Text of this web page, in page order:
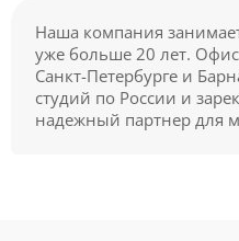
Наша компания
уже больше 20 лет.
Санкт-Петербурге и
студий по России и
надежный партнер для